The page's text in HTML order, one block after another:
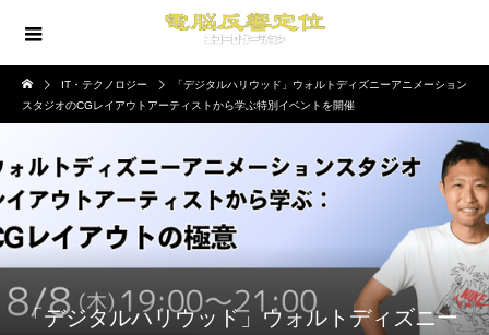
IT・テクノロジー
「デジタルハリウッド」ウォルトディズニーアニメーション
スタジオのCGレイアウトアーティストから学ぶ特別イベントを開催
「デジタルハリウッド」ウォルトディズニー